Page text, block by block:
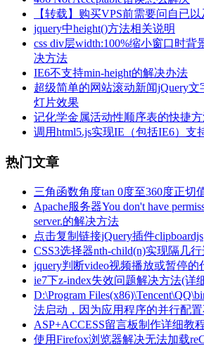
【转载】购买VPS前需要问自已
jquery中height()方法相关说明
css div层width:100%缩小窗口时背
决方法
IE6不支持min-height的解决办法
超级简单的网站滚动新闻jQuery
灯片效果
记化学金属活动性顺序表的快捷
调用html5.js实现IE（包括IE6）支
热门文章
三角函数角度tan 0度至360度正切
Apache服务器You don't have
server.的解决方法
点击复制链接jQuery插件clipboardjs
CSS3选择器nth-child(n)实现隔几
jquery判断video视频播放或暂停的
ie7下z-index失效问题解决方法(详
D:\Program
法启动，因为应用程序的并行配置
ASP+ACCESS留言板制作详细教
使用Firefox浏览器解决无法加载